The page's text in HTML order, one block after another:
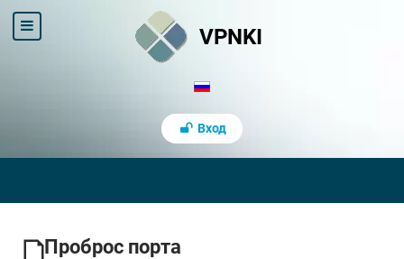
VPNKI
Вход
Проброс порта